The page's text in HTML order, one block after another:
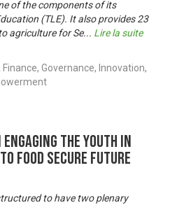
of the components of its
(TLE). It also provides 23
agriculture for Se... Lire la suite
Governance, Innovation,
the Youth in
Food Secure Future
to have two plenary